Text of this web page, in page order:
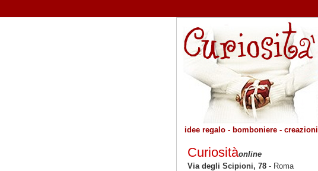
idee regalo - bomboniere - creazioni
Curiositàonline
Via degli Scipioni, 78 - Roma